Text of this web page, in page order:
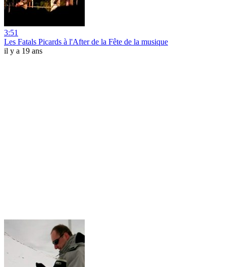
3:51
Les Fatals Picards à l'After de la Fête de la musique
il y a 19 ans